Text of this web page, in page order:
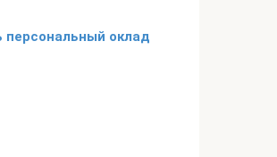
персональный оклад